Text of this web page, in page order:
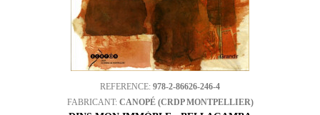
REFERENCE: 978-2-86626-246-4
FABRICANT: CANOPÉ (CRDP MONTPELLIER)